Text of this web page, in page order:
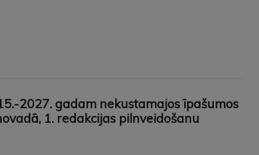
2027. gadam nekustamajos īpašumos
1. redakcijas pilnveidošanu